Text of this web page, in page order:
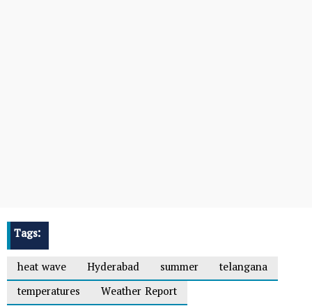
Tags:
heat wave
Hyderabad summer
telangana
temperatures
Weather Report